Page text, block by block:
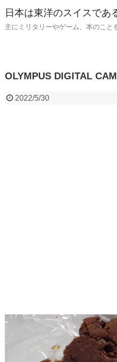
日本は東洋のスイスであ
主にミリタリーやゲーム、本のこと
OLYMPUS DIGITAL
2022/5/30